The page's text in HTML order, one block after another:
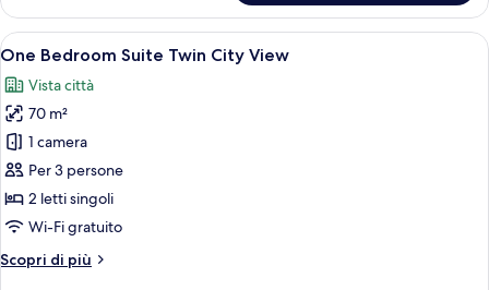
Deluxe
Twin
River
Apri
tutte
le
foto
per
One
Bedroom
Suite
City
Un bagno moderno con uno
16
One Bedroom Suite Twin City View
Vista città
70 m²
1 camera
Per 3 persone
2 letti singoli
Wi-Fi gratuito
Scopri di più
Altri